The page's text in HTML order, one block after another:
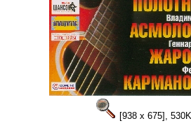
[938 x 675],